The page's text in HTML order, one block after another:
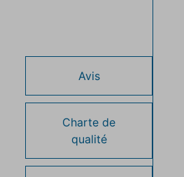
Avis
Charte de
qualité